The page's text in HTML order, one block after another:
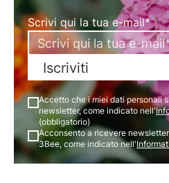
Scrivi qui la tua e-mail*
Iscriviti
Accetto che i miei dati personali
newsletter, come indicato nell'
(obbligatorio)
Acconsento a ricevere
3Bee, come indicato nell'